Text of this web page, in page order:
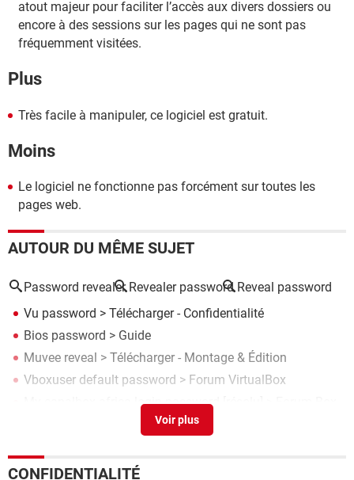
atout majeur pour faciliter l’accès aux divers dossiers ou
encore à des sessions sur les pages qui ne sont pas
fréquemment visitées.
Plus
Très facile à manipuler, ce logiciel est gratuit.
Moins
Le logiciel ne fonctionne pas forcément sur toutes les
pages web.
AUTOUR DU MÊME SUJET
Password revealer Revealer password Reveal password
Vu password > Télécharger - Confidentialité
Bios password > Guide
Muvee reveal > Télécharger - Montage & Édition
Vboxuser default password > Forum VirtualBox
My canalbox africa login password
CONFIDENTIALITÉ